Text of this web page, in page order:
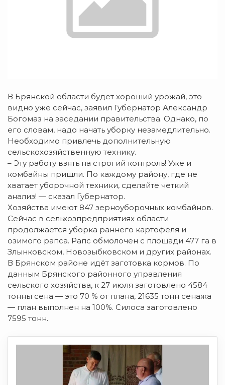
В Брянской области будет хороший урожай, это
видно уже сейчас, заявил Губернатор Александр
Богомаз на заседании правительства. Однако, по
его словам, надо начать уборку незамедлительно.
Необходимо привлечь дополнительную
сельскохозяйственную технику.
– Эту работу взять на строгий контроль! Уже и
комбайны пришли. По каждому району, где не
хватает уборочной техники, сделайте четкий
анализ! — сказал Губернатор.
Хозяйства имеют 847 зерноуборочных комбайнов.
Сейчас в сельхозпредприятиях области
продолжается уборка раннего картофеля и
озимого рапса. Рапс обмолочен с площади 477 га в
Злынковском, Новозыбковском и других районах.
В Брянском районе идёт заготовка кормов. По
данным Брянского районного управления
сельского хозяйства, к 27 июля заготовлено 4584
тонны сена — это 70 % от плана, 21635 тонн сенажа
— план выполнен на 100%. Силоса заготовлено
7595 тонн.